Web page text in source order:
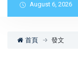
August 6, 2026
首頁 發文